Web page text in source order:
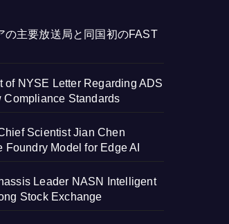
の主要放送局と同国初のFAST
of NYSE Letter Regarding ADS
Compliance Standards
Scientist Jian Chen
Model for Edge AI
Leader NASN Intelligent
Stock Exchange